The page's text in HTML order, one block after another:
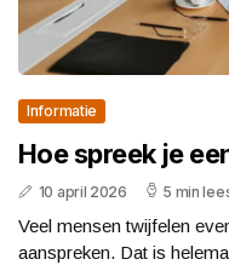
Informatie
Hoe spreek je
10 april 2026 5 min
Veel mensen twijfelen
aanspreken. Dat is